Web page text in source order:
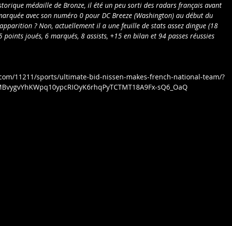
médaille de Bronze, il été un peu sorti des radars français avant
avec son numéro 0 pour DC Breeze (Washington) au début du
? Non, actuellement il a une feuille de stats assez dingue (18
points joués, 6 marqués, 8 assists, +15 en bilan et 94 passes réussies
11211/sports/ultimate-bid-nissen-makes-french-national-team/?
sQ6_OaQ